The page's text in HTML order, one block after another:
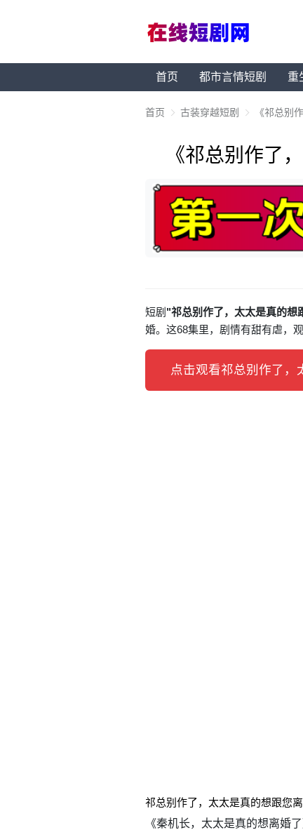
首页 都市言情短剧 重
首页 古装穿越短剧 《祁总别
《祁总别作了
短剧 "祁总别作了，太太是真的想
婚。这68集里，剧情有甜有虐，
点击观看祁总别作了，
祁总别作了，太太是真的想跟您
《秦机长，太太是真的想离婚